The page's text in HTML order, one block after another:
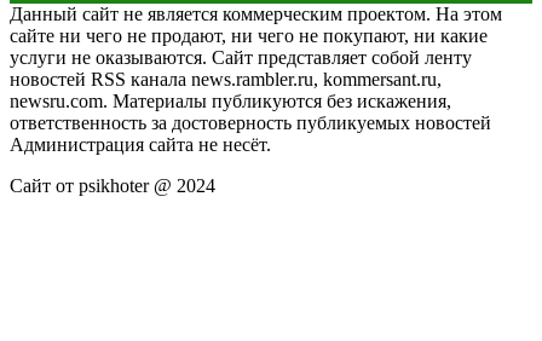
Данный сайт не является коммерческим проектом. На этом
сайте ни чего не продают, ни чего не покупают, ни какие
услуги не оказываются. Сайт представляет собой ленту
новостей RSS канала news.rambler.ru, kommersant.ru,
newsru.com. Материалы публикуются без искажения,
ответственность за достоверность публикуемых новостей
Администрация сайта не несёт.
Сайт от psikhoter @ 2024